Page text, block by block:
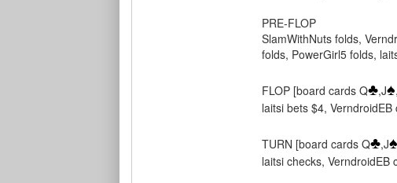
PRE-FLOP
SlamWithNuts folds,
folds, PowerGirl5 folds,
FLOP [board cards Q♣,J♠
laitsi bets $4,
TURN [board cards Q♣,J♠
laitsi checks, VerndroidEB